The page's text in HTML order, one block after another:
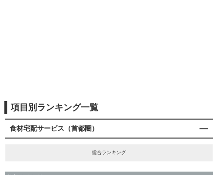
項目別ランキング一覧
食材宅配サービス（首都圏）
総合ランキング